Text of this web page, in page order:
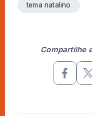
tema natalino
Compartilhe